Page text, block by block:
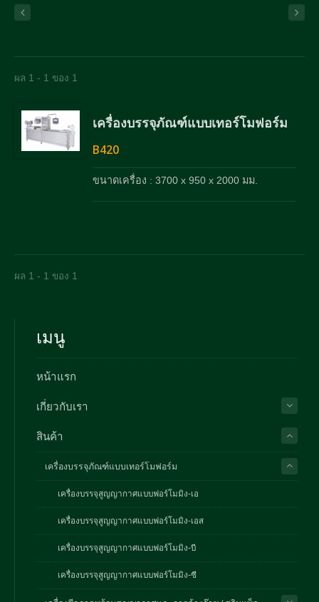
ผล 1 - 1 ของ 1
เครื่องบรรจุภัณฑ์แบบเทอร์โมฟอร์ม
B420
ขนาดเครื่อง : 3700 x 950 x 2000 มม.
ผล 1 - 1 ของ 1
เมนู
หน้าแรก
เกี่ยวกับเรา
สินค้า
เครื่องบรรจุภัณฑ์แบบเทอร์โมฟอร์ม
เครื่องบรรจุสูญญากาศแบบฟอร์โมมิง-เอ
เครื่องบรรจุสูญญากาศแบบฟอร์โมมิง-เอส
เครื่องบรรจุสูญญากาศแบบฟอร์โมมิง-บี
เครื่องบรรจุสูญญากาศแบบฟอร์โมมิง-ซี